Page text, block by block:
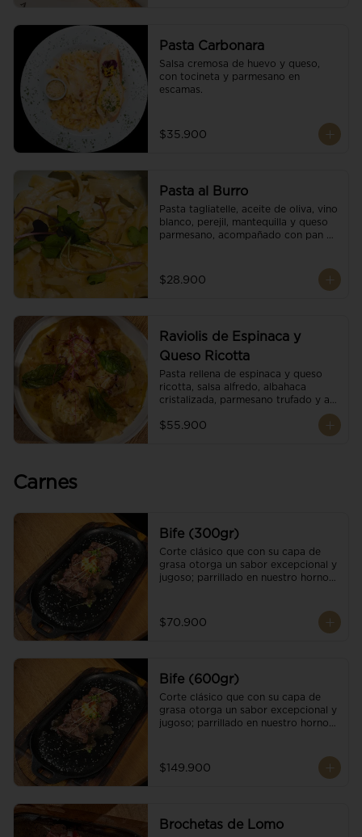
Pasta Carbonara
Salsa cremosa de huevo y queso,
con tocineta y parmesano en
escamas.
$35.900
Pasta al Burro
Pasta tagliatelle, aceite de oliva, vino
blanco, perejil, mantequilla y queso
parmesano, acompañado con pan
$28.900
Raviolis de Espinaca y
Queso Ricotta
Pasta rellena de espinaca y queso
ricotta, salsa alfredo, albahaca
cristalizada, parmesano trufado y ajo
$55.900
Carnes
Bife (300gr)
Corte clásico que con su capa de
grasa otorga un sabor excepcional y
jugoso; parrillado en nuestro horno
cristales de sal y mantequilla de ajo
y pimientos. Una guarnición a
$70.900
Bife (600gr)
Corte clásico que con su capa de
grasa otorga un sabor excepcional y
jugoso; parrillado en nuestro horno
cristales de sal y mantequilla de ajo
y pimientos. Dos guarniciones a
$149.900
Brochetas de Lomo